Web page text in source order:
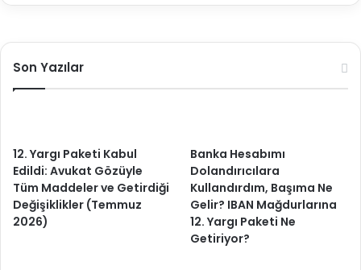
Son Yazılar
12. Yargı Paketi Kabul
Edildi: Avukat Gözüyle
Tüm Maddeler ve Getirdiği
Değişiklikler (Temmuz
2026)
Banka Hesabımı
Dolandırıcılara
Kullandırdım, Başıma Ne
Gelir? IBAN Mağdurlarına
12. Yargı Paketi Ne
Getiriyor?